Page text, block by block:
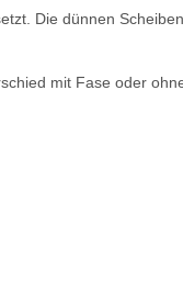
Die dünnen
mit Fase oder